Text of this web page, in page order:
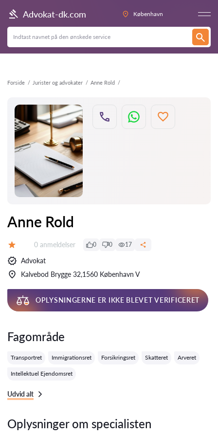
Advokat-dk.com København
Forside Jurister og advokater Anne Rold
Tilbage
Anne Rold
Anmeldelser:
0 anmeldelser 0 0 17
Advokat
Kalvebod Brygge 32,1560 København V
OPLYSNINGERNE ER IKKE BLEVET VERIFICERET
Fagområde
Transportret Immigrationsret Forsikringsret Skatteret Arveret
Intellektuel Ejendomsret
Udvid alt
Oplysninger om specialisten